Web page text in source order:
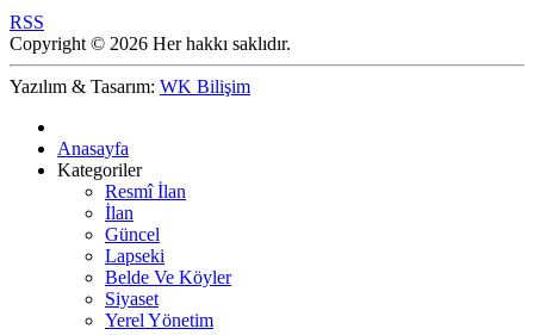
RSS
Copyright © 2026 Her hakkı saklıdır.
Yazılım & Tasarım: WK Bilişim
Anasayfa
Kategoriler
Resmî İlan
İlan
Güncel
Lapseki
Belde Ve Köyler
Siyaset
Yerel Yönetim